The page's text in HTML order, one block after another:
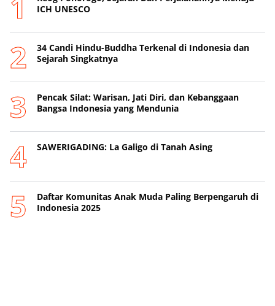
ICH UNESCO
34 Candi Hindu-Buddha Terkenal di Indonesia dan
Sejarah Singkatnya
Pencak Silat: Warisan, Jati Diri, dan Kebanggaan
Bangsa Indonesia yang Mendunia
SAWERIGADING: La Galigo di Tanah Asing
Daftar Komunitas Anak Muda Paling Berpengaruh di
Indonesia 2025